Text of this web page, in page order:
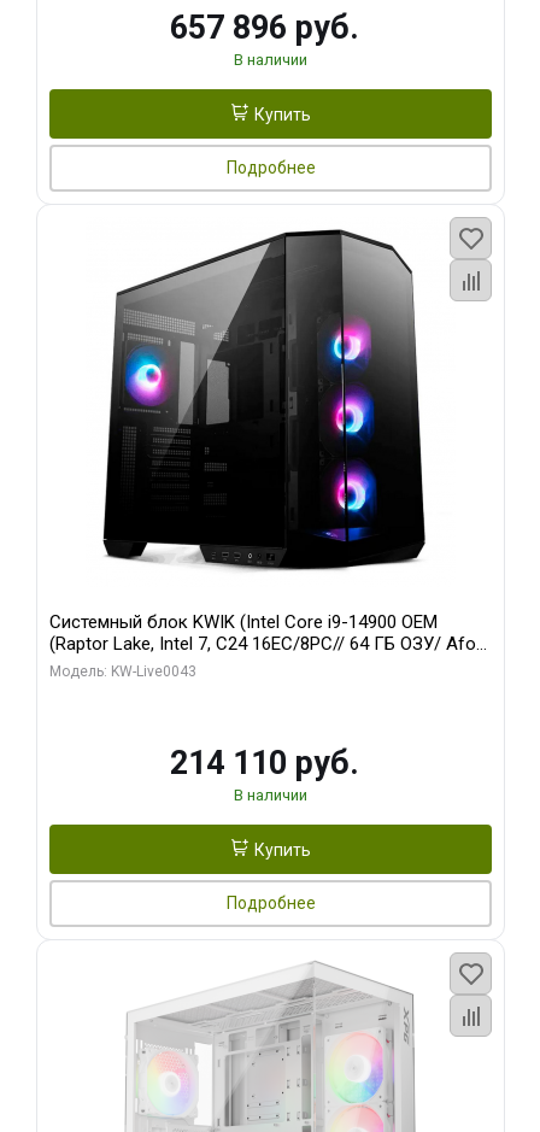
657 896 руб.
В наличии
Купить
Подробнее
Системный блок KWIK (Intel Core i9-14900 OEM
(Raptor Lake, Intel 7, C24 16EC/8PC// 64 ГБ ОЗУ/ Afox
RTX3060Ti 8GB GDDR6 256bit 3xDP HDMI 2FAN RTL/
Модель: KW-Live0043
214 110 руб.
В наличии
Купить
Подробнее